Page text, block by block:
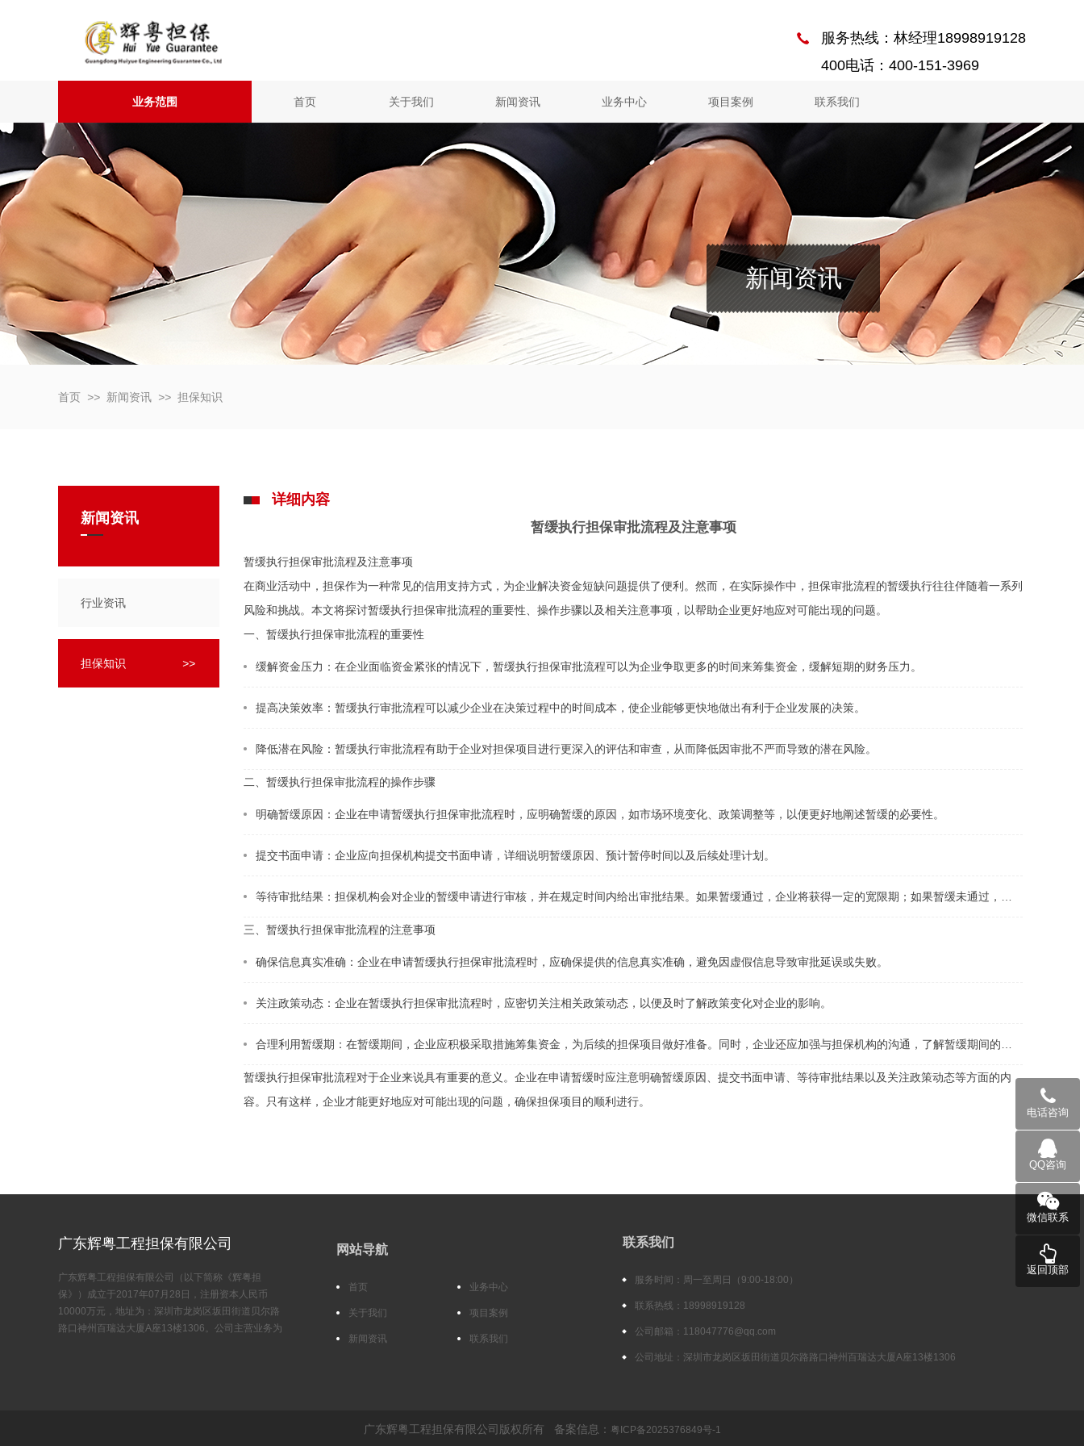
服务热线：林经理18998919128
400电话：400-151-3969
业务范围 首页 关于我们 新闻资讯 业务中心 项目案例 联系我们
新闻资讯
首页 >> 新闻资讯 >> 担保知识
新闻资讯
行业资讯
担保知识 >>
详细内容
暂缓执行担保审批流程及注意事项
暂缓执行担保审批流程及注意事项
在商业活动中，担保作为一种常见的信用支持方式，为企业解决资金短缺问题提供了便利。然而，在实际操作中，担保审批流程的暂缓执行往往伴随着一系列
风险和挑战。本文将探讨暂缓执行担保审批流程的重要性、操作步骤以及相关注意事项，以帮助企业更好地应对可能出现的问题。
一、暂缓执行担保审批流程的重要性
缓解资金压力：在企业面临资金紧张的情况下，暂缓执行担保审批流程可以为企业争取更多的时间来筹集资金，缓解短期的财务压力。
提高决策效率：暂缓执行审批流程可以减少企业在决策过程中的时间成本，使企业能够更快地做出有利于企业发展的决策。
降低潜在风险：暂缓执行审批流程有助于企业对担保项目进行更深入的评估和审查，从而降低因审批不严而导致的潜在风险。
二、暂缓执行担保审批流程的操作步骤
明确暂缓原因：企业在申请暂缓执行担保审批流程时，应明确暂缓的原因，如市场环境变化、政策调整等，以便更好地阐述暂缓的必要性。
提交书面申请：企业应向担保机构提交书面申请，详细说明暂缓原因、预计暂停时间以及后续处理计划。
等待审批结果：担保机构会对企业的暂缓申请进行审核，并在规定时间内给出审批结果。如果暂缓通过，企业将获得一定的宽限期；如果暂缓未通过，企
业需要重新考虑其担保项目的可行性。
三、暂缓执行担保审批流程的注意事项
确保信息真实准确：企业在申请暂缓执行担保审批流程时，应确保提供的信息真实准确，避免因虚假信息导致审批延误或失败。
关注政策动态：企业在暂缓执行担保审批流程时，应密切关注相关政策动态，以便及时了解政策变化对企业的影响。
合理利用暂缓期：在暂缓期间，企业应积极采取措施筹集资金，为后续的担保项目做好准备。同时，企业还应加强与担保机构的沟通，了解暂缓期间的相
关规定和要求。
暂缓执行担保审批流程对于企业来说具有重要的意义。企业在申请暂缓时应注意明确暂缓原因、提交书面申请、等待审批结果以及关注政策动态等方面的内
容。只有这样，企业才能更好地应对可能出现的问题，确保担保项目的顺利进行。
广东辉粤工程担保有限公司
广东辉粤工程担保有限公司（以下简称《辉粤担
保》）成立于2017年07月28日，注册资本人民币
10000万元，地址为：深圳市龙岗区坂田街道贝尔路
路口神州百瑞达大厦A座13楼1306。公司主营业务为
网站导航
首页 业务中心
关于我们 项目案例
新闻资讯 联系我们
联系我们
服务时间：周一至周日（9:00-18:00）
联系热线：18998919128
公司邮箱：118047776@qq.com
公司地址：深圳市龙岗区坂田街道贝尔路路口神州百瑞达大厦A座13楼1306
广东辉粤工程担保有限公司版权所有 备案信息： 粤ICP备2025376849号-1
电话咨询
QQ咨询
微信联系
返回顶部